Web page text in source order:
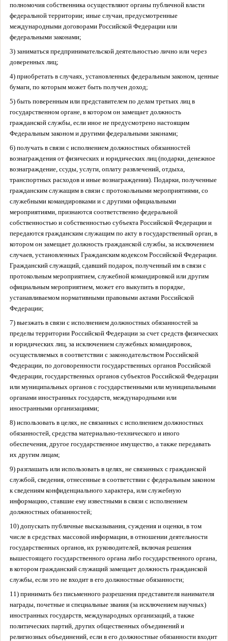
полномочия собственника осуществляют органы публичной власти
федеральной территории; иные случаи, предусмотренные
международными договорами Российской Федерации или
федеральными законами;
3) заниматься предпринимательской деятельностью лично или через
доверенных лиц;
4) приобретать в случаях, установленных федеральным законом, ценные
бумаги, по которым может быть получен доход;
5) быть поверенным или представителем по делам третьих лиц в
государственном органе, в котором он замещает должность
гражданской службы, если иное не предусмотрено настоящим
Федеральным законом и другими федеральными законами;
6) получать в связи с исполнением должностных обязанностей
вознаграждения от физических и юридических лиц (подарки, денежное
вознаграждение, ссуды, услуги, оплату развлечений, отдыха,
транспортных расходов и иные вознаграждения). Подарки, полученные
гражданским служащим в связи с протокольными мероприятиями, со
служебными командировками и с другими официальными
мероприятиями, признаются соответственно федеральной
собственностью и собственностью субъекта Российской Федерации и
передаются гражданским служащим по акту в государственный орган, в
котором он замещает должность гражданской службы, за исключением
случаев, установленных Гражданским кодексом Российской Федерации.
Гражданский служащий, сдавший подарок, полученный им в связи с
протокольным мероприятием, служебной командировкой или другим
официальным мероприятием, может его выкупить в порядке,
устанавливаемом нормативными правовыми актами Российской
Федерации;
7) выезжать в связи с исполнением должностных обязанностей за
пределы территории Российской Федерации за счет средств физических
и юридических лиц, за исключением служебных командировок,
осуществляемых в соответствии с законодательством Российской
Федерации, по договоренности государственных органов Российской
Федерации, государственных органов субъектов Российской Федерации
или муниципальных органов с государственными или муниципальными
органами иностранных государств, международными или
иностранными организациями;
8) использовать в целях, не связанных с исполнением должностных
обязанностей, средства материально-технического и иного
обеспечения, другое государственное имущество, а также передавать
их другим лицам;
9) разглашать или использовать в целях, не связанных с гражданской
службой, сведения, отнесенные в соответствии с федеральным законом
к сведениям конфиденциального характера, или служебную
информацию, ставшие ему известными в связи с исполнением
должностных обязанностей;
10) допускать публичные высказывания, суждения и оценки, в том
числе в средствах массовой информации, в отношении деятельности
государственных органов, их руководителей, включая решения
вышестоящего государственного органа либо государственного органа,
в котором гражданский служащий замещает должность гражданской
службы, если это не входит в его должностные обязанности;
11) принимать без письменного разрешения представителя нанимателя
награды, почетные и специальные звания (за исключением научных)
иностранных государств, международных организаций, а также
политических партий, других общественных объединений и
религиозных объединений, если в его должностные обязанности входит